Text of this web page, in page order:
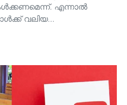
എന്നാൽ
വലിയ…